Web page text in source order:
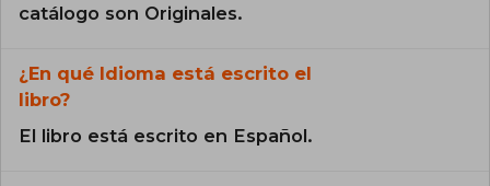
catálogo son Originales.
¿En qué Idioma está escrito el
libro?
El libro está escrito en Español.